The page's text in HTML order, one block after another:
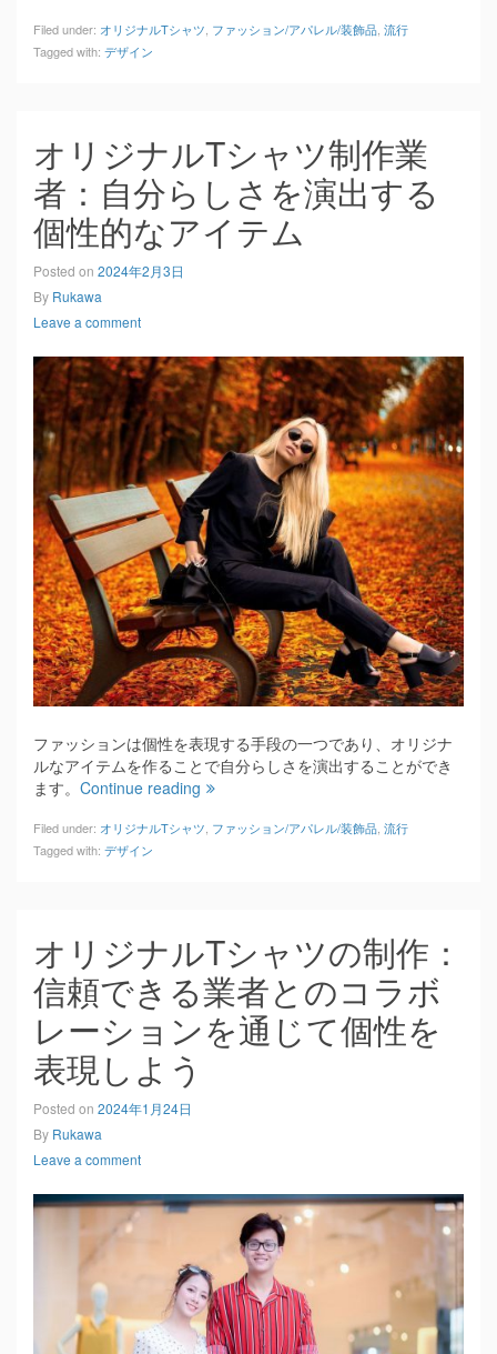
Filed under: オリジナルTシャツ ファッション/アパレル/装飾品 流行
Tagged with: デザイン
オリジナルTシャツ制作業
者：自分らしさを演出する
個性的なアイテム
Posted on 2024年2月3日
By Rukawa
Leave a comment
ファッションは個性を表現する手段の一つであり、オリジナ
ルなアイテムを作ることで自分らしさを演出することができ
ます。 Continue reading
Filed under: オリジナルTシャツ ファッション/アパレル/装飾品 流行
Tagged with: デザイン
オリジナルTシャツの制作：
信頼できる業者とのコラボ
レーションを通じて個性を
表現しよう
Posted on 2024年1月24日
By Rukawa
Leave a comment